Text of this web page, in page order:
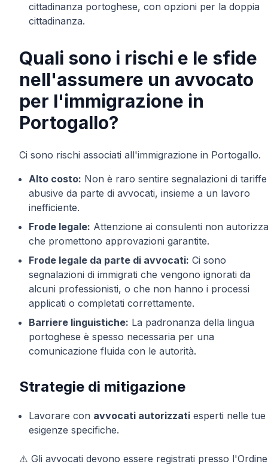
cittadinanza portoghese, con opzioni per la doppia
cittadinanza.
Quali sono i rischi e le sfide
nell'assumere un avvocato
per l'immigrazione in
Portogallo?
Ci sono rischi associati all'immigrazione in Portogallo.
Alto costo: Non è raro sentire segnalazioni di tariffe
abusive da parte di avvocati, insieme a un lavoro
inefficiente.
Frode legale: Attenzione ai consulenti non
che promettono approvazioni garantite.
Frode legale da parte di avvocati: Ci sono
segnalazioni di immigrati che vengono ignorati da
alcuni professionisti, o che non hanno i processi
applicati o completati correttamente.
Barriere linguistiche: La padronanza della lingua
portoghese è spesso necessaria per una
comunicazione fluida con le autorità.
Strategie di mitigazione
Lavorare con avvocati autorizzati esperti nelle tue
esigenze specifiche.
⚠️ Gli avvocati devono essere registrati presso l'Ordine